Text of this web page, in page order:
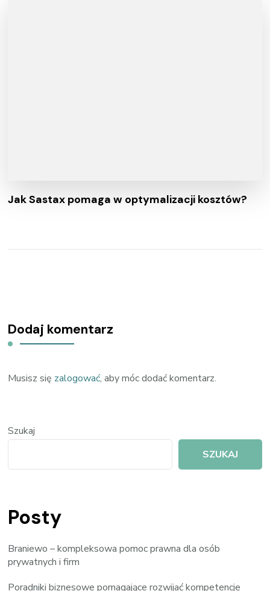
Jak Sastax pomaga w optymalizacji kosztów?
Dodaj komentarz
Musisz się zalogować, aby móc dodać komentarz.
Szukaj
SZUKAJ
Posty
Braniewo – kompleksowa pomoc prawna dla osób
prywatnych i firm
Poradniki biznesowe pomagające rozwijać kompetencje